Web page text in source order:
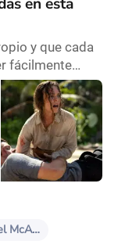
en esta
y que cada
fácilmente
que
la narrativa
Dentro del
este
ha sido
de Tobey M
Rachel McAdams